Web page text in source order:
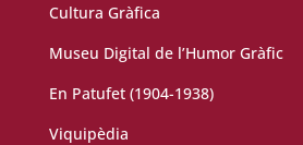
Cultura Gràfica
Museu Digital de l’Humor Gràfic
En Patufet (1904-1938)
Viquipèdia